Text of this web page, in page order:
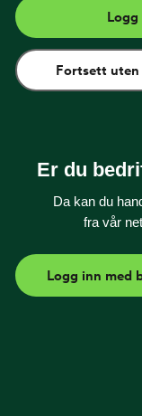
Air 1
Logg
Fortsett uten
Er du
Da kan du
fra vår
Logg inn med